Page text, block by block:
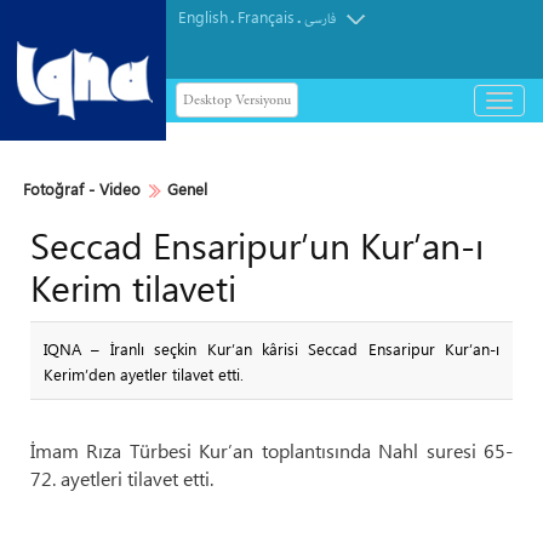
English. Français.فارسی
Desktop Versiyonu
باز
و
Fotoğraf - Video Genel
Seccad Ensaripur’un Kur’an-ı
Kerim tilaveti
IQNA – İranlı seçkin Kur’an kârisi Seccad Ensaripur Kur’an-ı
Kerim’den ayetler tilavet etti.
İmam Rıza Türbesi Kur’an toplantısında Nahl suresi 65-
72. ayetleri tilavet etti.